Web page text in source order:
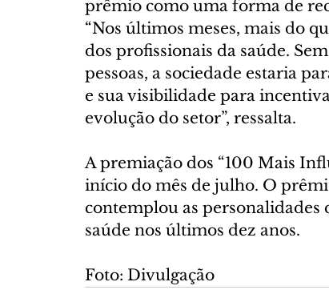
prêmio como uma forma de
“Nos últimos meses, mais do
dos profissionais da saúde.
pessoas, a sociedade estaria
e sua visibilidade para
evolução do setor”, ressalta.
A premiação dos “100 Mais
início do mês de julho. O
contemplou as personalidades
saúde nos últimos dez anos.
Foto: Divulgação